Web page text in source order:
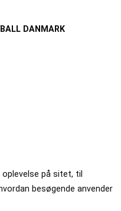
DANMARK
på sitet, til
besøgende anvender